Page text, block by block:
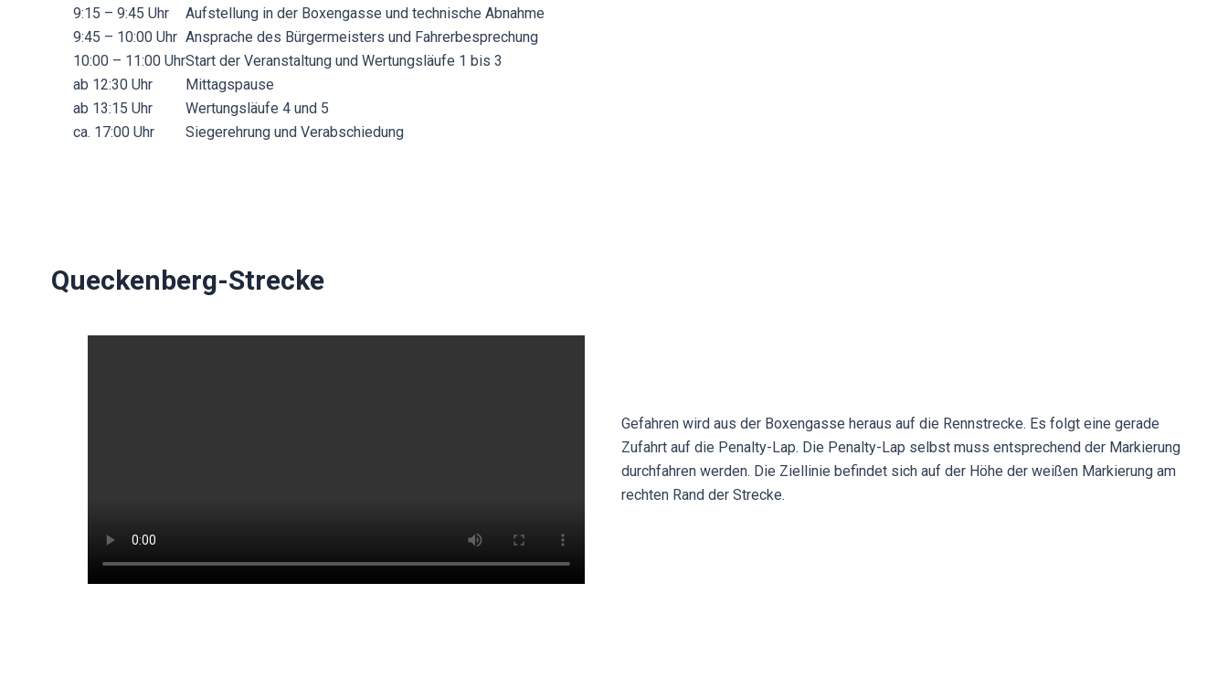
9:15 – 9:45 Uhr
9:45 – 10:00 Uhr
10:00 – 11:00 Uhr
ab 12:30 Uhr
ab 13:15 Uhr
ca. 17:00 Uhr
Aufstellung in der Boxengasse und technische Abnahme
Ansprache des Bürgermeisters und Fahrerbesprechung
Start der Veranstaltung und Wertungsläufe 1 bis 3
Mittagspause
Wertungsläufe 4 und 5
Siegerehrung und Verabschiedung
Queckenberg-Strecke
Gefahren wird aus der Boxengasse heraus auf die Rennstrecke. Es folgt eine gerade
Zufahrt auf die Penalty-Lap. Die Penalty-Lap selbst muss entsprechend der Markierung
durchfahren werden. Die Ziellinie befindet sich auf der Höhe der weißen Markierung am
rechten Rand der Strecke.